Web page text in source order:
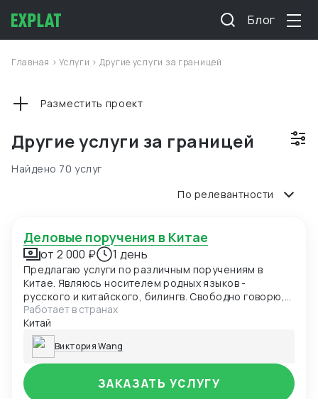
Блог
Главная >Услуги > Другие услуги за границей
Другие услуги за границей
Разместить проект
Найдено 70 услуг
По релевантности
Деловые поручения в Китае
от 2 000 ₽ 1 день
Предлагаю услуги по различным поручениям в
Китае. Являюсь носителем родных языков -
русского и китайского, билингв. Свободно говорю,
пишу и читаю на обоих языках. Живу и работаю в
Пекине более 19-лет. Имею большой опыт работы
переводчиком на международных выставках,
деловых переговорах, контактов с
производителями и предпринимателями. Беру
выполнить различные коммерческие поручения по
территории Китая!
Работает в странах
Китай
Виктория Wang
ЗАКАЗАТЬ УСЛУГУ